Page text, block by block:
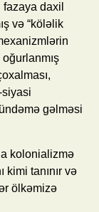
daxil
və “köləlik
siyasi
gəlməsi
kolonializmə
kimi tanınır və
ölkəmizə